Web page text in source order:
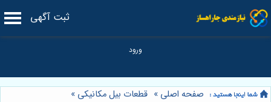
ثبت آگهی
صفحه اصلی » قطعات بیل مکانیکی »